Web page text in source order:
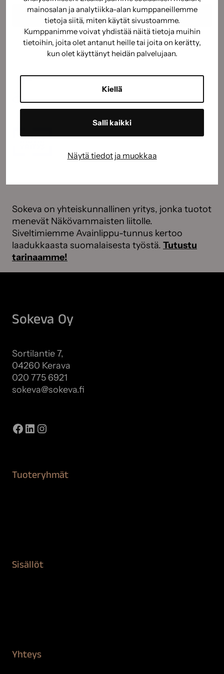
mainosalan ja analytiikka-alan kumppaneillemme
tietoja siitä, miten käytät sivustoamme.
Kumppanimme voivat yhdistää näitä tietoja muihin
tietoihin, joita olet antanut heille tai joita on kerätty,
kun olet käyttänyt heidän palvelujaan.
Kiellä
Salli kaikki
Näytä tiedot ja muokkaa
Sokeva on yhteiskunnallinen yritys, jonka tuotot
menevät Näkövammaisten liitolle.
Siveltimiemme Avainlippu-tunnus kertoo
laadukkaasta suomalaisesta työstä. Tutustu
tarinaamme!
Sokeva Oy
Sortilantie 7,
04260 Kerava
020 775 6921
sokeva@sokeva.fi
Facebook
LinkedIn
Instagram
Tuoteryhmät
Sisällöt
Yhteys